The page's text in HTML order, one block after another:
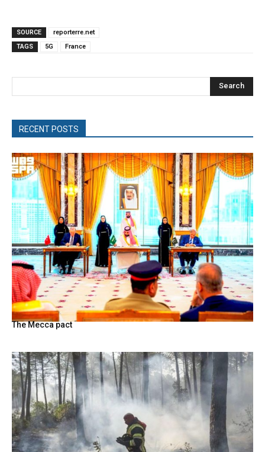
SOURCE
reporterre.net
TAGS
5G France
Search
RECENT POSTS
The Mecca pact